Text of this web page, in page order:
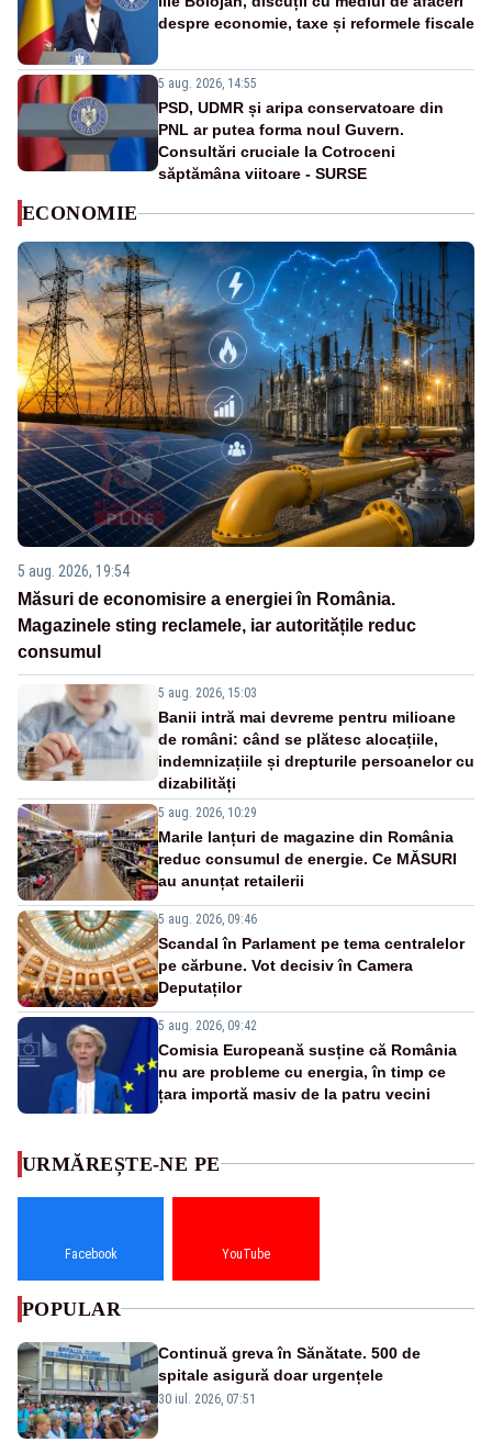
despre economie, taxe și reformele fiscale
5 aug. 2026, 14:55
PSD, UDMR și aripa conservatoare din
PNL ar putea forma noul Guvern.
Consultări cruciale la Cotroceni
săptămâna viitoare - SURSE
ECONOMIE
5 aug. 2026, 19:54
Măsuri de economisire a energiei în România.
Magazinele sting reclamele, iar autoritățile reduc
consumul
5 aug. 2026, 15:03
Banii intră mai devreme pentru milioane
de români: când se plătesc alocațiile,
indemnizațiile și drepturile persoanelor cu
dizabilități
5 aug. 2026, 10:29
Marile lanțuri de magazine din România
reduc consumul de energie. Ce MĂSURI
au anunțat retailerii
5 aug. 2026, 09:46
Scandal în Parlament pe tema centralelor
pe cărbune. Vot decisiv în Camera
Deputaților
5 aug. 2026, 09:42
Comisia Europeană susține că România
nu are probleme cu energia, în timp ce
țara importă masiv de la patru vecini
URMĂREȘTE-NE PE
Facebook YouTube
POPULAR
Continuă greva în Sănătate. 500 de
spitale asigură doar urgențele
30 iul. 2026, 07:51